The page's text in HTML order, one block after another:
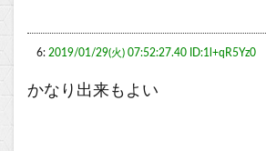
6: 2019/01/29(火) 07:52:27.40 ID:1l+qR5Yz0
かなり出来もよい